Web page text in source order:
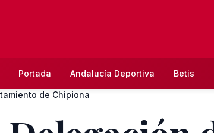
Portada Andalucía Deportiva Betis
de Chipiona